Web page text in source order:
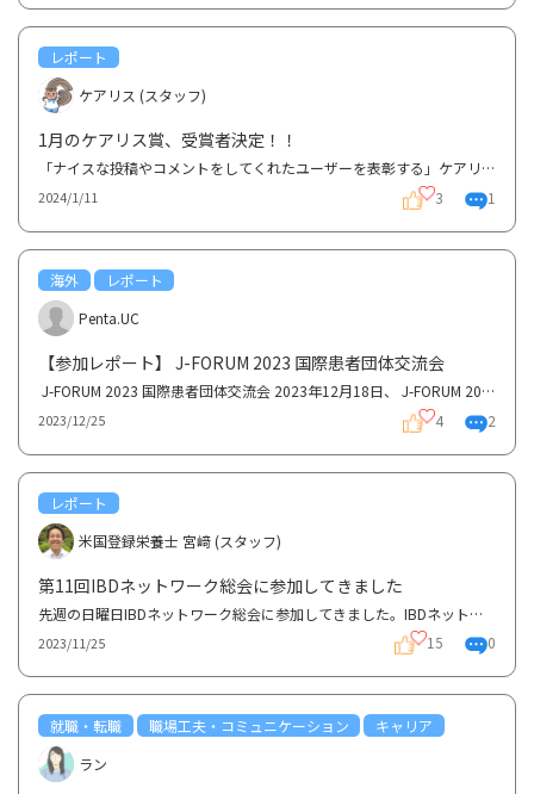
レポート
ケアリス (スタッフ)
1月のケアリス賞、受賞者決定！！
「ナイスな投稿やコメントをしてくれたユーザーを表彰する」ケアリス賞ですが、今月の受賞者は、10～12...
2024/1/11 3 1
海外
レポート
Penta.UC
【参加レポート】 J-FORUM 2023 国際患者団体交流会
J-FORUM 2023 国際患者団体交流会 2023年12月18日、 J-FORUM 2023への参加レポートです。 J-FORUM の記...
2023/12/25 4 2
レポート
米国登録栄養士 宮﨑 (スタッフ)
第11回IBDネットワーク総会に参加してきました
先週の日曜日IBDネットワーク総会に参加してきました。IBDネットワークさんを知らない方もいらっしゃる...
2023/11/25 15 0
就職・転職 職場工夫・コミュニケーション
キャリア
ラン